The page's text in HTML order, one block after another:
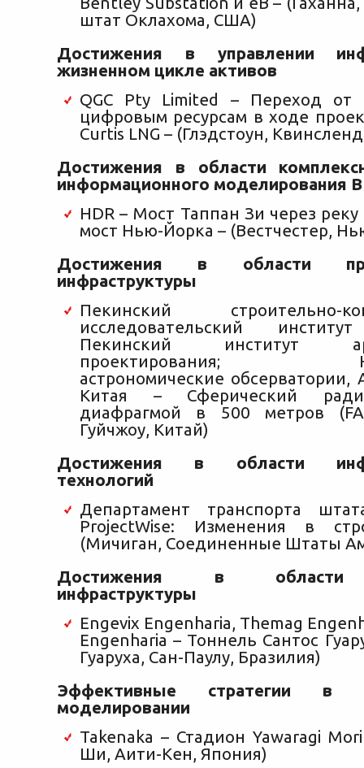
штат Оклахома, США)
Достижения в управлении
жизненном цикле активов
QGC Pty Limited – Переход от
цифровым ресурсам в ходе
Curtis LNG – (Глэдстоун,
Достижения в области
информационного моделирования
HDR – Мост Таппан Зи через
мост Нью-Йорка – (Вестчестер,
Достижения в области
инфраструктуры
Пекинский строительно-
исследовательский
Пекинский институт
проектирования;
астрономические обсерватории,
Китая – Сферический
диафрагмой в 500 метров
Гуйчжоу, Китай)
Достижения в области
технологий
Департамент транспорта
ProjectWise: Изменения в
(Мичиган, Соединенные Штаты
Достижения в области
инфраструктуры
Engevix Engenharia, Themag
Engenharia – Тоннель Сантос
Гуаруха, Сан-Паулу, Бразилия)
Эффективные стратегии в
моделировании
Takenaka – Стадион Yawaragi
Ши, Аити-Кен, Япония)